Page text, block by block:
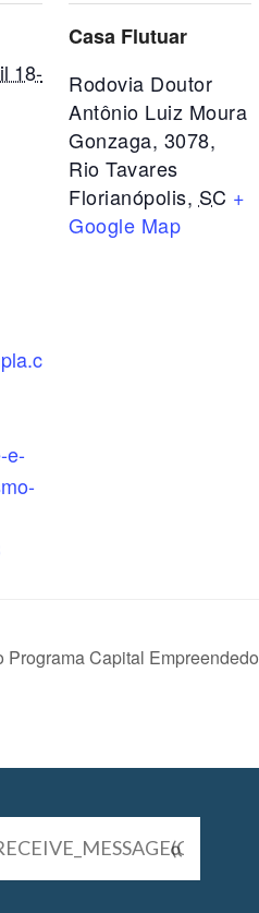
18-
e-
Casa Flutuar
Rodovia Doutor
Antônio Luiz Moura
Gonzaga, 3078,
Rio Tavares
Florianópolis, SC +
Google Map
Programa Capital